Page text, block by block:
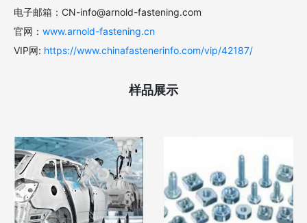
电子邮箱：CN-info@arnold-fastening.com
官网： www.arnold-fastening.cn
VIP网: https://www.chinafastenerinfo.com/vip/42187/
样品展示